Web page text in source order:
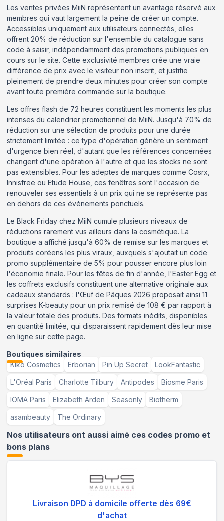
Les ventes privées MiiN représentent un avantage réservé aux
membres qui vaut largement la peine de créer un compte.
Accessibles uniquement aux utilisateurs connectés, elles
offrent 20% de réduction sur l'ensemble du catalogue sans
code à saisir, indépendamment des promotions publiques en
cours sur le site. Cette exclusivité membres crée une vraie
différence de prix avec le visiteur non inscrit, et justifie
pleinement de prendre deux minutes pour créer son compte
avant toute première commande sur la boutique.
Les offres flash de 72 heures constituent les moments les plus
intenses du calendrier promotionnel de MiiN. Jusqu'à 70% de
réduction sur une sélection de produits pour une durée
strictement limitée : ce type d'opération génère un sentiment
d'urgence bien réel, d'autant que les références concernées
changent d'une opération à l'autre et que les stocks ne sont
pas extensibles. Pour les adeptes de marques comme Cosrx,
Innisfree ou Etude House, ces fenêtres sont l'occasion de
renouveler ses essentiels à un prix qui ne se représente pas
en dehors de ces événements ponctuels.
Le Black Friday chez MiiN cumule plusieurs niveaux de
réductions rarement vus ailleurs dans la cosmétique. La
boutique a affiché jusqu'à 60% de remise sur les marques et
produits coréens les plus viraux, auxquels s'ajoutait un code
promo supplémentaire de 5% pour pousser encore plus loin
l'économie finale. Pour les fêtes de fin d'année, l'Easter Egg et
les coffrets exclusifs constituent une alternative originale aux
cadeaux standards : l'Œuf de Pâques 2026 proposait ainsi 11
surprises K-beauty pour un prix remisé de 108 € par rapport à
la valeur totale des produits. Des formats inédits, disponibles
en quantité limitée, qui disparaissent rapidement dès leur mise
en ligne sur cette page.
Boutiques similaires
Kiko Cosmetics
Erborian Pin Up Secret LookFantastic
L'Oréal Paris Charlotte Tilbury Antipodes Biosme Paris
IOMA Paris Elizabeth Arden Seasonly Biotherm
asambeauty The Ordinary
Nos utilisateurs ont aussi aimé ces codes promo et
bons plans
Livraison DPD à domicile offerte dès 69€
d'achat